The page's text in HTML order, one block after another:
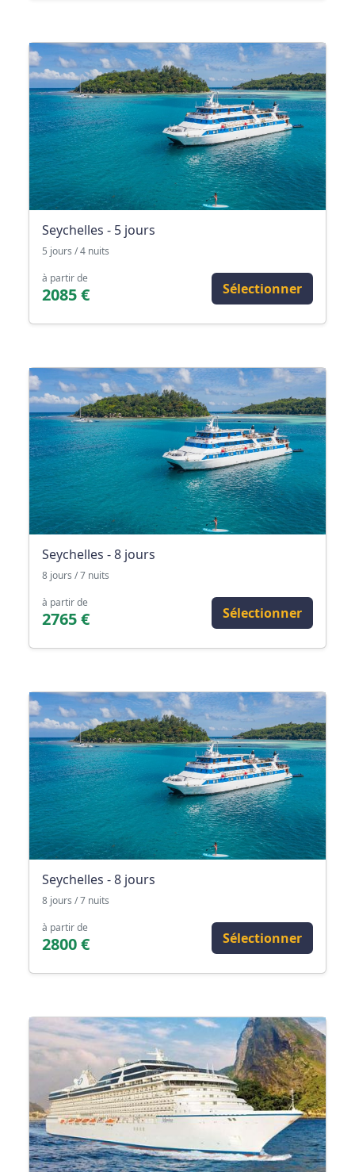
Seychelles - 5 jours
5 jours / 4 nuits
à partir de
2085 € Sélectionner
Seychelles - 8 jours
8 jours / 7 nuits
à partir de
2765 € Sélectionner
Seychelles - 8 jours
8 jours / 7 nuits
à partir de
2800 € Sélectionner